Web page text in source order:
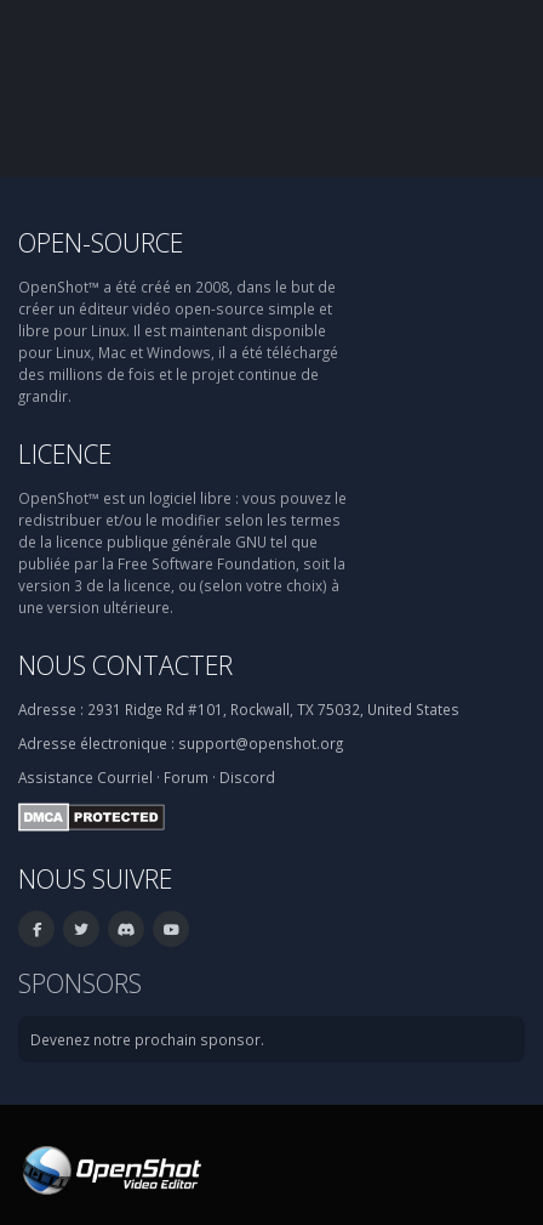
OPEN-SOURCE
OpenShot™ a été créé en 2008, dans le but de
créer un éditeur vidéo open-source simple et
libre pour Linux. Il est maintenant disponible
pour Linux, Mac et Windows, il a été téléchargé
des millions de fois et le projet continue de
grandir.
LICENCE
OpenShot™ est un logiciel libre : vous pouvez le
redistribuer et/ou le modifier selon les termes
de la licence publique générale GNU tel que
publiée par la Free Software Foundation, soit la
version 3 de la licence, ou (selon votre choix) à
une version ultérieure.
NOUS CONTACTER
Adresse : 2931 Ridge Rd #101, Rockwall, TX 75032, United States
Adresse électronique : support@openshot.org
Assistance Courriel · Forum · Discord
NOUS SUIVRE
SPONSORS
Devenez notre prochain sponsor.